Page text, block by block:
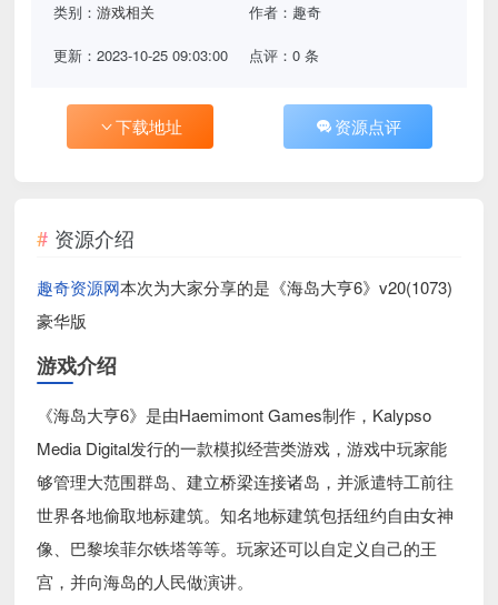
类别：游戏相关 作者：趣奇
更新：2023-10-25 09:03:00 点评：0 条
下载地址 资源点评
资源介绍
趣奇资源网本次为大家分享的是《海岛大亨6》v20(1073)
豪华版
游戏介绍
《海岛大亨6》是由Haemimont Games制作，Kalypso
Media Digital发行的一款模拟经营类游戏，游戏中玩家能
够管理大范围群岛、建立桥梁连接诸岛，并派遣特工前往
世界各地偷取地标建筑。知名地标建筑包括纽约自由女神
像、巴黎埃菲尔铁塔等等。玩家还可以自定义自己的王
宫，并向海岛的人民做演讲。